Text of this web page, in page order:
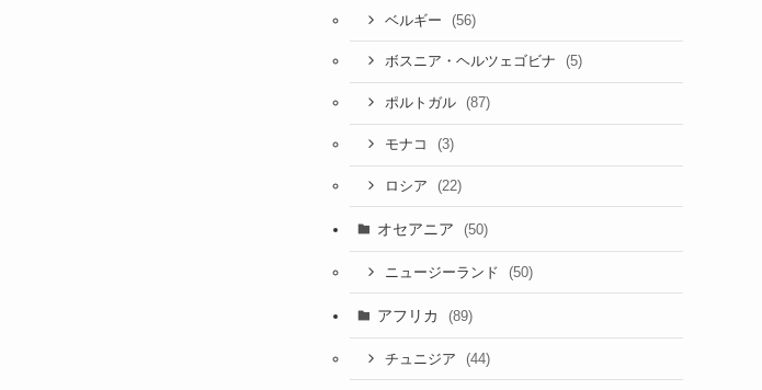
ベルギー (56)
ボスニア・ヘルツェゴビナ (5)
ポルトガル (87)
モナコ (3)
ロシア (22)
オセアニア (50)
ニュージーランド (50)
アフリカ (89)
チュニジア (44)